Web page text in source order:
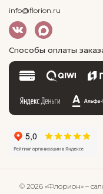
info@florion.ru
Способы оплаты
© 2026 «Флорион» –